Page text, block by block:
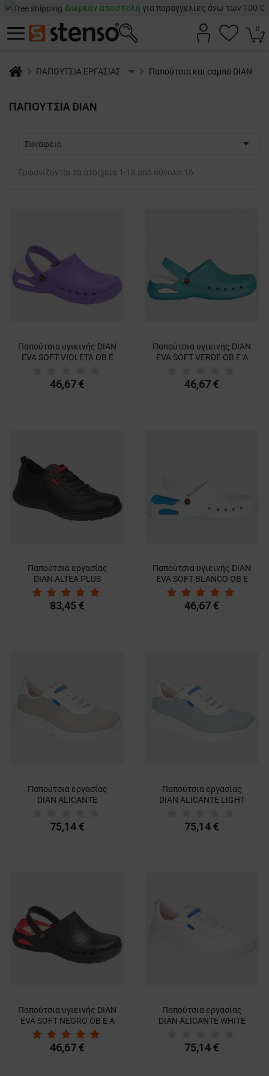
Δωρεάν αποστολή για παραγγελίες άνω των 100 €
0
ΠΑΠΟΥΤΣΙΑ ΕΡΓΑΣΙΑΣ Παπούτσια και σαμπό DIAN
ΠΑΠΟΎΤΣΙΑ DIAN
Συνάφεια 
Εμφανίζονται τα στοιχεία 1-16 από σύνολο 16
Παπούτσια υγιεινής DIAN
EVA SOFT VIOLETA OB E
46,67 €
Παπούτσια υγιεινής DIAN
EVA SOFT VERDE OB E A
46,67 €
Παπούτσια εργασίας
DIAN ALTEA PLUS
BLANCO O1 SRC
83,45 €
Παπούτσια υγιεινής DIAN
EVA SOFT BLANCO OB E
A SRC
46,67 €
Παπούτσια εργασίας
DIAN ALICANTE
3533
75,14 €
Παπούτσια εργασίας
DIAN ALICANTE LIGHT
3534
75,14 €
Παπούτσια υγιεινής DIAN
EVA SOFT NEGRO OB E A
SRC
46,67 €
Παπούτσια εργασίας
DIAN ALICANTE WHITE
75,14 €